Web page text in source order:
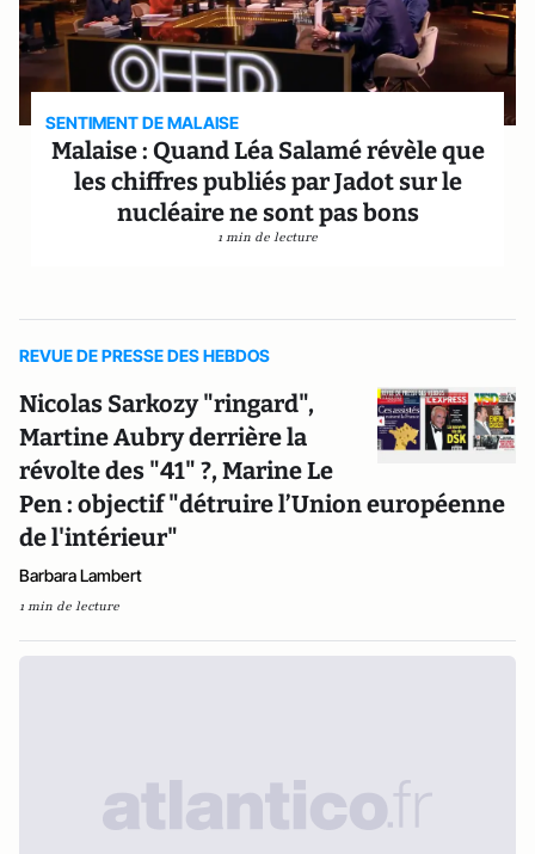
SENTIMENT DE MALAISE
Malaise : Quand Léa Salamé révèle que
les chiffres publiés par Jadot sur le
nucléaire ne sont pas bons
1 min de lecture
REVUE DE PRESSE DES HEBDOS
Nicolas Sarkozy "ringard",
Martine Aubry derrière la
révolte des "41" ?, Marine Le
Pen : objectif "détruire l’Union européenne
de l'intérieur"
Barbara Lambert
1 min de lecture